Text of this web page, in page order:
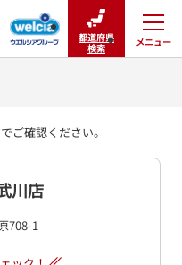
都道府県
検索
メニュー
閉じる
ご確認ください。
川店
708-1